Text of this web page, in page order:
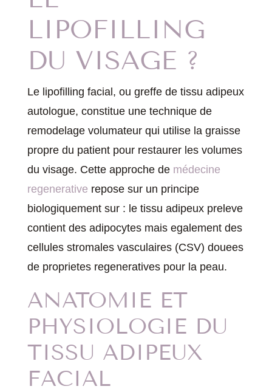
LIPOFILLING
DU VISAGE ?
Le lipofilling facial, ou greffe de tissu adipeux
autologue, constitue une technique de
remodelage volumateur qui utilise la graisse
propre du patient pour restaurer les volumes
du visage. Cette approche de médecine
regenerative repose sur un principe
biologiquement sur : le tissu adipeux preleve
contient des adipocytes mais egalement des
cellules stromales vasculaires (CSV) douees
de proprietes regeneratives pour la peau.
ANATOMIE ET
PHYSIOLOGIE DU
TISSU ADIPEUX
FACIAL